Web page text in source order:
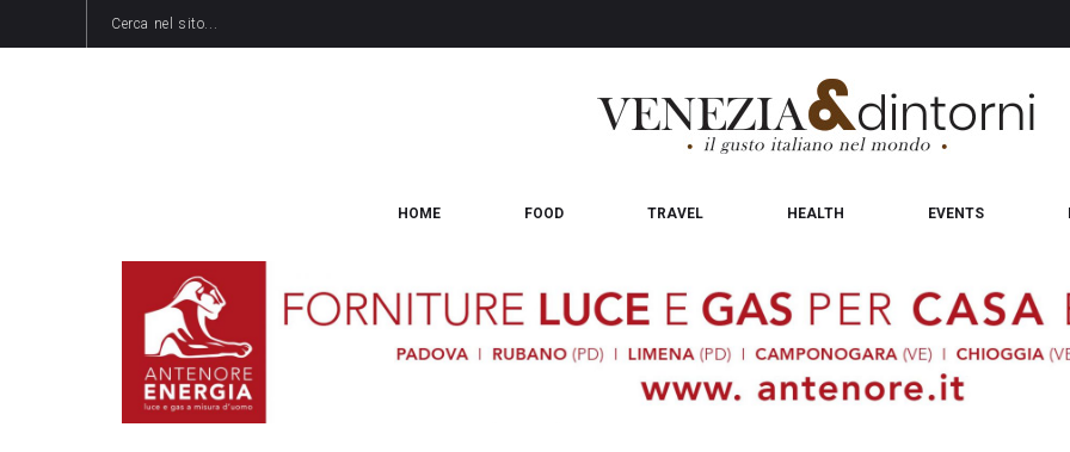
HOME FOOD TRAVEL HEALTH EVENTS